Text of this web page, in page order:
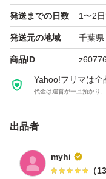
発送までの日数 1〜2
発送元の地域 千葉県
商品ID
Yahoo!フリマは全
代金は運営が一旦預かり
出品者
myhi
（13